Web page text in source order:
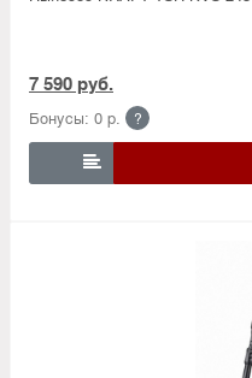
7 590 руб.
Бонусы: 0 р. ?
